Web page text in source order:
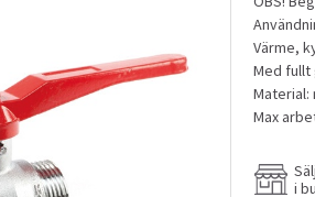
Värme,
Med fullt
Material:
Max
i